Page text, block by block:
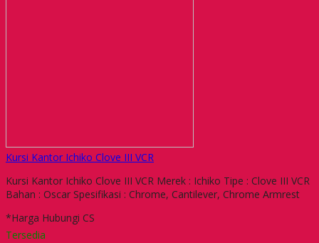
Kursi Kantor Ichiko Clove III VCR
Kursi Kantor Ichiko Clove III VCR Merek : Ichiko Tipe : Clove III VCR
Bahan : Oscar Spesifikasi : Chrome, Cantilever, Chrome Armrest
*Harga Hubungi CS
Tersedia